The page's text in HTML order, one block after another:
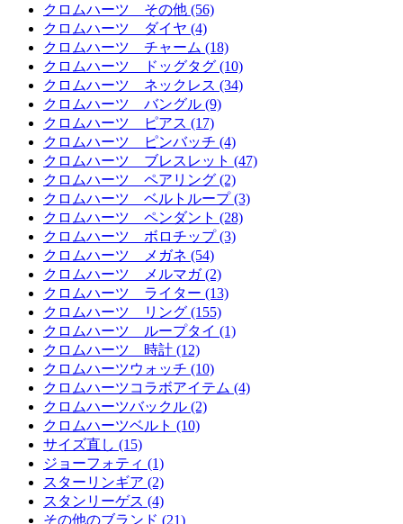
クロムハーツ その他 (56)
クロムハーツ ダイヤ (4)
クロムハーツ チャーム (18)
クロムハーツ ドッグタグ (10)
クロムハーツ ネックレス (34)
クロムハーツ バングル (9)
クロムハーツ ピアス (17)
クロムハーツ ピンバッチ (4)
クロムハーツ ブレスレット (47)
クロムハーツ ペアリング (2)
クロムハーツ ベルトループ (3)
クロムハーツ ペンダント (28)
クロムハーツ ボロチップ (3)
クロムハーツ メガネ (54)
クロムハーツ メルマガ (2)
クロムハーツ ライター (13)
クロムハーツ リング (155)
クロムハーツ ループタイ (1)
クロムハーツ 時計 (12)
クロムハーツウォッチ (10)
クロムハーツコラボアイテム (4)
クロムハーツバックル (2)
クロムハーツベルト (10)
サイズ直し (15)
ジョーフォティ (1)
スターリンギア (2)
スタンリーゲス (4)
その他のブランド (21)